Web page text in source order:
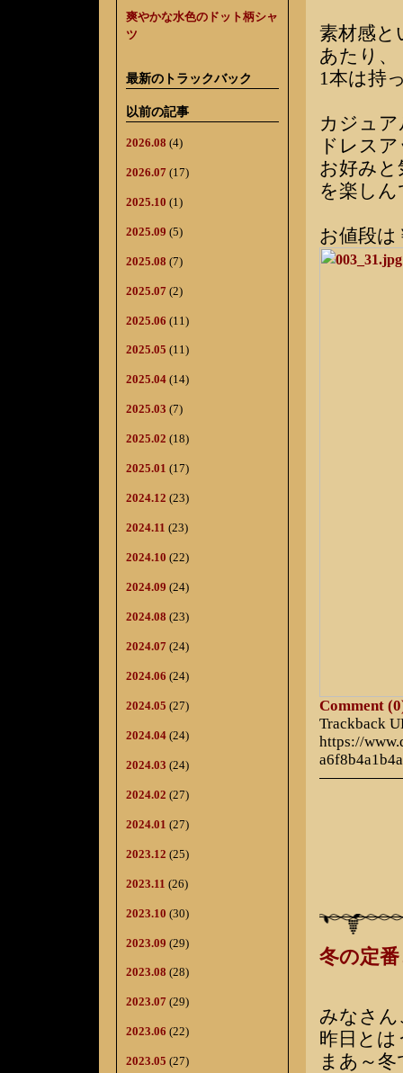
爽やかな水色のドット柄シャ
ツ
最新のトラックバック
以前の記事
2026.08 (4)
2026.07 (17)
2025.10 (1)
2025.09 (5)
2025.08 (7)
2025.07 (2)
2025.06 (11)
2025.05 (11)
2025.04 (14)
2025.03 (7)
2025.02 (18)
2025.01 (17)
2024.12 (23)
2024.11 (23)
2024.10 (22)
2024.09 (24)
2024.08 (23)
2024.07 (24)
2024.06 (24)
2024.05 (27)
2024.04 (24)
2024.03 (24)
2024.02 (27)
2024.01 (27)
2023.12 (25)
2023.11 (26)
2023.10 (30)
2023.09 (29)
2023.08 (28)
2023.07 (29)
2023.06 (22)
2023.05 (27)
素材感と
あたり、
1本は持
カジュ
ドレス
お好み
を楽し
お値段は
Comment
Trackback
https://
冬の定
みなさ
昨日とは
まあ～